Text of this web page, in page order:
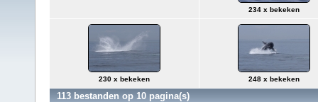
234 x bekeken
230 x bekeken 248 x bekeken
113 bestanden op 10 pagina(s)